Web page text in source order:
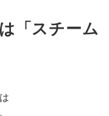
「スチーム